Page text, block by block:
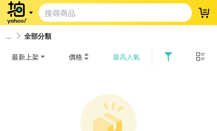
登
全部分類
最新上架 價格 最高人氣